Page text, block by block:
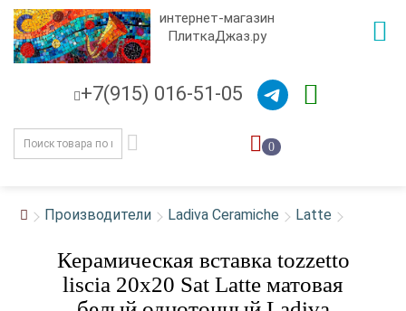
интернет-магазин
ПлиткаДжаз.ру
+7(915) 016-51-05
0
Производители Ladiva Сeramiche Latte
Керамическая вставка tozzetto
liscia 20x20 Sat Latte матовая